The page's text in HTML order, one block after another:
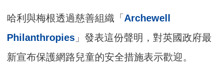
哈利與梅根透過慈善組織「Archewell
Philanthropies 」發表這份聲明，對英國政府最
新宣布保護網路兒童的安全措施表示歡迎。